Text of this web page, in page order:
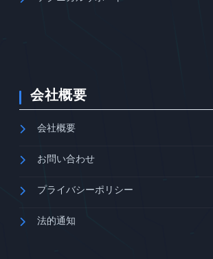
会社概要
会社概要
お問い合わせ
プライバシーポリシー
法的通知